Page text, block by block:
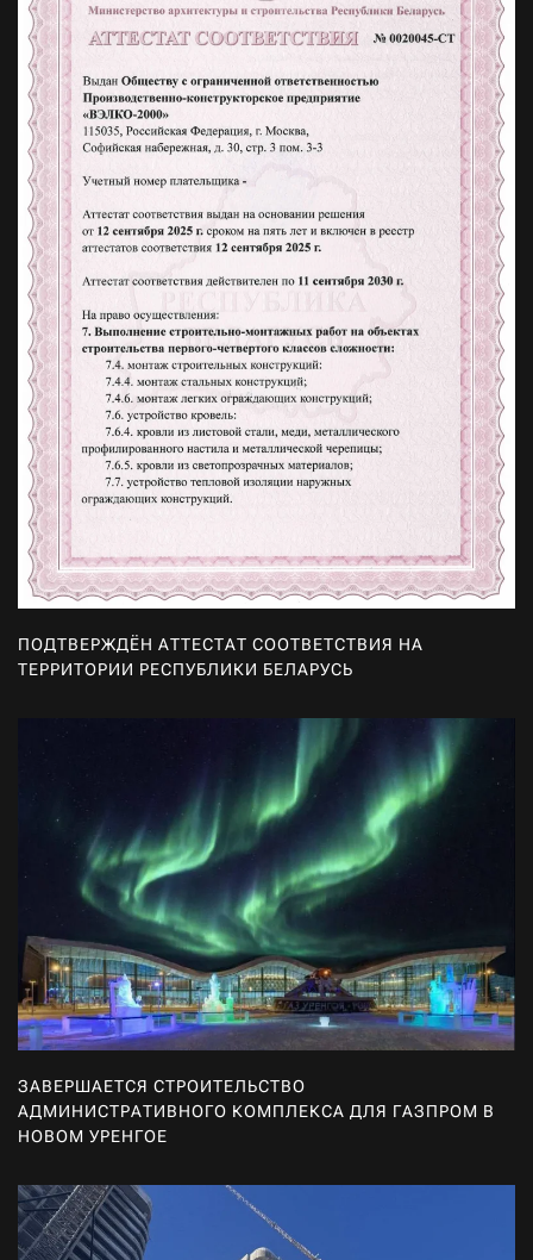
ПОДТВЕРЖДЁН АТТЕСТАТ СООТВЕТСТВИЯ НА
ТЕРРИТОРИИ РЕСПУБЛИКИ БЕЛАРУСЬ
ЗАВЕРШАЕТСЯ СТРОИТЕЛЬСТВО
АДМИНИСТРАТИВНОГО КОМПЛЕКСА ДЛЯ ГАЗПРОМ В
НОВОМ УРЕНГОЕ